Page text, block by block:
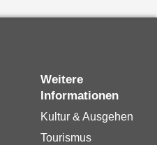
Weitere
Informationen
Kultur & Ausgehen
Tourismus